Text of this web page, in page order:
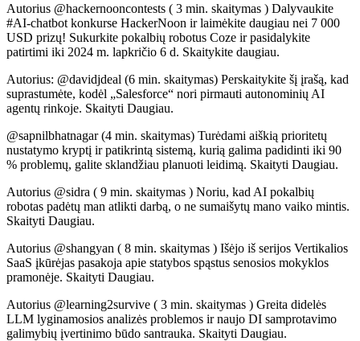
Autorius @hackernooncontests ( 3 min. skaitymas ) Dalyvaukite
#AI-chatbot konkurse HackerNoon ir laimėkite daugiau nei 7 000
USD prizų! Sukurkite pokalbių robotus Coze ir pasidalykite
patirtimi iki 2024 m. lapkričio 6 d. Skaitykite daugiau.
Autorius: @davidjdeal (6 min. skaitymas) Perskaitykite šį įrašą, kad
suprastumėte, kodėl „Salesforce“ nori pirmauti autonominių AI
agentų rinkoje. Skaityti Daugiau.
@sapnilbhatnagar (4 min. skaitymas) Turėdami aiškią prioritetų
nustatymo kryptį ir patikrintą sistemą, kurią galima padidinti iki 90
% problemų, galite sklandžiau planuoti leidimą. Skaityti Daugiau.
Autorius @sidra ( 9 min. skaitymas ) Noriu, kad AI pokalbių
robotas padėtų man atlikti darbą, o ne sumaišytų mano vaiko mintis.
Skaityti Daugiau.
Autorius @shangyan ( 8 min. skaitymas ) Išėjo iš serijos Vertikalios
SaaS įkūrėjas pasakoja apie statybos spąstus senosios mokyklos
pramonėje. Skaityti Daugiau.
Autorius @learning2survive ( 3 min. skaitymas ) Greita didelės
LLM lyginamosios analizės problemos ir naujo DI samprotavimo
galimybių įvertinimo būdo santrauka. Skaityti Daugiau.